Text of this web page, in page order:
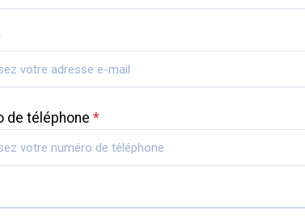
de téléphone*